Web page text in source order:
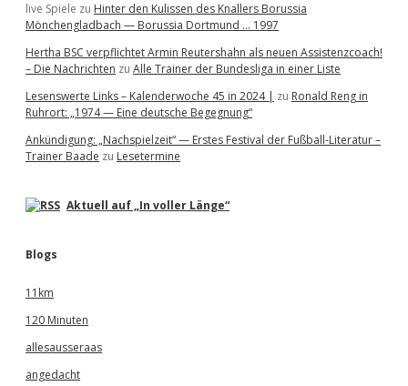
live Spiele zu Hinter den Kulissen des Knallers Borussia
Mönchengladbach — Borussia Dortmund … 1997
Hertha BSC verpflichtet Armin Reutershahn als neuen Assistenzcoach!
– Die Nachrichten zu Alle Trainer der Bundesliga in einer Liste
Lesenswerte Links – Kalenderwoche 45 in 2024 | zu Ronald Reng in
Ruhrort: „1974 — Eine deutsche Begegnung“
Ankündigung: „Nachspielzeit“ — Erstes Festival der Fußball-Literatur –
Trainer Baade zu Lesetermine
Aktuell auf „In voller Länge“
Blogs
11km
120 Minuten
allesausseraas
angedacht